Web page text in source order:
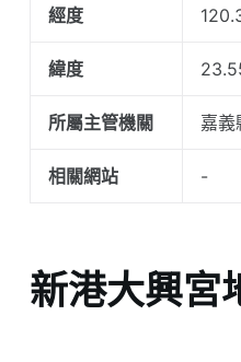
經度
緯度
所屬主管機關 嘉義
相關網站 -
新港大興宮